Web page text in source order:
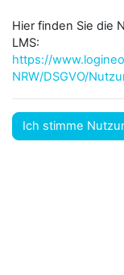
Hier finden Sie die
LMS:
https://
NRW/DSGVO/
Ich stimme